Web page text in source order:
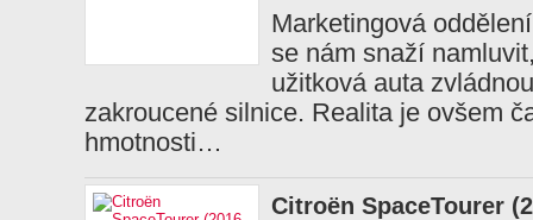
Marketingová
se nám snaží
užitková auta
zakroucené silnice. Realita je ovšem
hmotnosti…
Citroën SpaceTourer